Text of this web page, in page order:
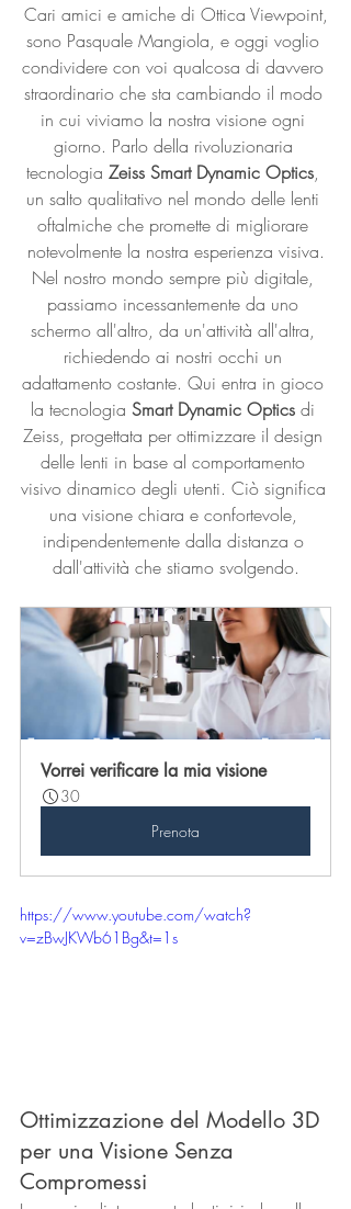
Cari amici e amiche di Ottica Viewpoint,
sono Pasquale Mangiola, e oggi voglio
condividere con voi qualcosa di davvero
straordinario che sta cambiando il modo
in cui viviamo la nostra visione ogni
giorno. Parlo della rivoluzionaria
tecnologia Zeiss Smart Dynamic Optics,
un salto qualitativo nel mondo delle lenti
oftalmiche che promette di migliorare
notevolmente la nostra esperienza visiva.
Nel nostro mondo sempre più digitale,
passiamo incessantemente da uno
schermo all'altro, da un'attività all'altra,
richiedendo ai nostri occhi un
adattamento costante. Qui entra in gioco
la tecnologia Smart Dynamic Optics di
Zeiss, progettata per ottimizzare il design
delle lenti in base al comportamento
visivo dinamico degli utenti. Ciò significa
una visione chiara e confortevole,
indipendentemente dalla distanza o
dall'attività che stiamo svolgendo.
Vorrei verificare la mia visione
30
Prenota
https://www.youtube.com/watch?
v=zBwJKWb61Bg&t=1s
Ottimizzazione del Modello 3D
per una Visione Senza
Compromessi